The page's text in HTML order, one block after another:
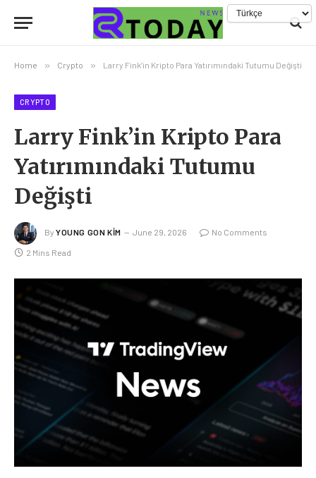
Home » Crypto » Larry Fink’in Kripto Para Yatırımındaki Tutumu Değişti
CRYPTO
Larry Fink’in Kripto Para
Yatırımındaki Tutumu
Değişti
By YOUNG GON KIM June 29, 2026 No Comments
2 Mins Read